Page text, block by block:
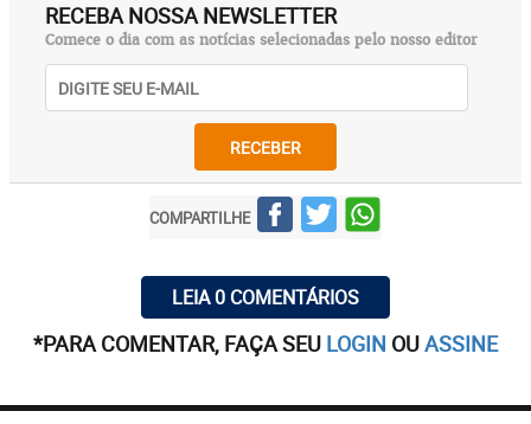
RECEBA NOSSA NEWSLETTER
Comece o dia com as notícias selecionadas pelo nosso editor
RECEBER
COMPARTILHE
LEIA 0 COMENTÁRIOS
*PARA COMENTAR, FAÇA SEU LOGIN OUASSINE